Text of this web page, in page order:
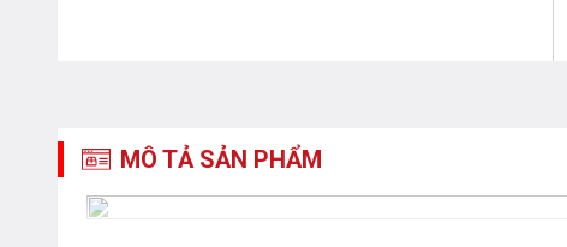
MÔ TẢ SẢN PHẨM